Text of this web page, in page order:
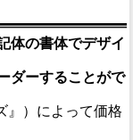
体の書体でデザイ
ダーすることがで
』）によって価格